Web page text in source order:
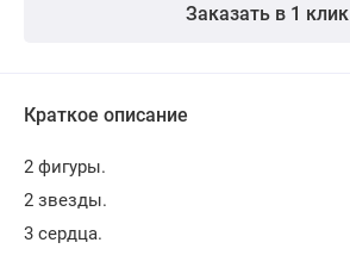
Заказать в 1 клик
Краткое описание
2 фигуры.
2 звезды.
3 сердца.